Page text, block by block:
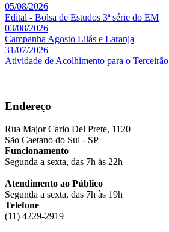
05/08/2026
Edital - Bolsa de Estudos 3ª série do EM
03/08/2026
Campanha Agosto Lilás e Laranja
31/07/2026
Atividade de Acolhimento para o
Endereço
Rua Major Carlo Del Prete, 1120
São Caetano do Sul - SP
Funcionamento
Segunda a sexta, das 7h às 22h
Atendimento ao Público
Segunda a sexta, das 7h às 19h
Telefone
(11) 4229-2919